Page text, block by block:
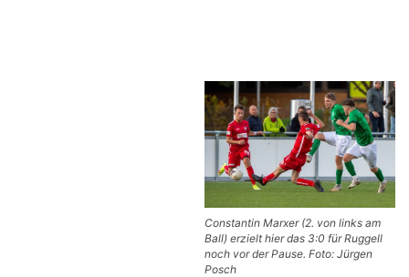
Constantin Marxer (2. von links am
Ball) erzielt hier das 3:0 für Ruggell
noch vor der Pause. Foto: Jürgen
Posch